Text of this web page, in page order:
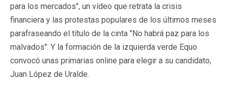
para los mercados", un vídeo que retrata la crisis
financiera y las protestas populares de los últimos meses
parafraseando el título de la cinta "No habrá paz para los
malvados". Y la formación de la izquierda verde Equo
convocó unas primarias online para elegir a su candidato,
Juan López de Uralde.